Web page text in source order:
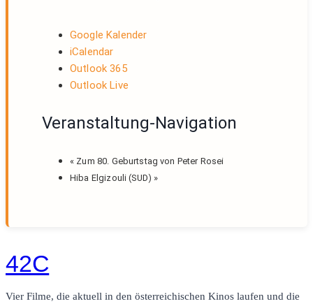
Google Kalender
iCalendar
Outlook 365
Outlook Live
Veranstaltung-Navigation
« Zum 80. Geburtstag von Peter Rosei
Hiba Elgizouli (SUD) »
42C
Vier Filme, die aktuell in den österreichischen Kinos laufen und die